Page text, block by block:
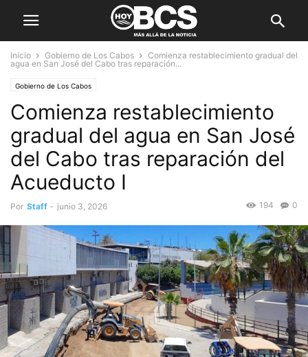
Inicio Gobierno de Los Cabos
Comienza restablecimiento gradual del
agua en San José del Cabo tras reparación...
Gobierno de Los Cabos
Comienza restablecimiento
gradual del agua en San José
del Cabo tras reparación del
Acueducto I
Por Staff - junio 3, 2026 0
194